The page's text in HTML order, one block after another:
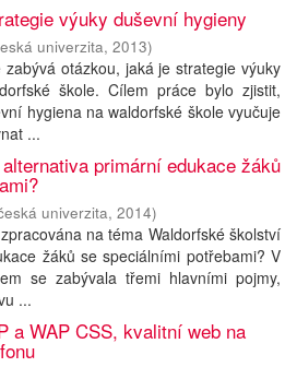
výuky duševní hygieny
univerzita, 2013)
otázkou, jaká je strategie výuky
škole. Cílem práce bylo zjistit,
hygiena na waldorfské škole vyučuje
...
primární edukace žáků
univerzita, 2014)
na téma Waldorfské školství
žáků se speciálními potřebami? V
se zabývala třemi hlavními pojmy,
...
a WAP CSS, kvalitní web na